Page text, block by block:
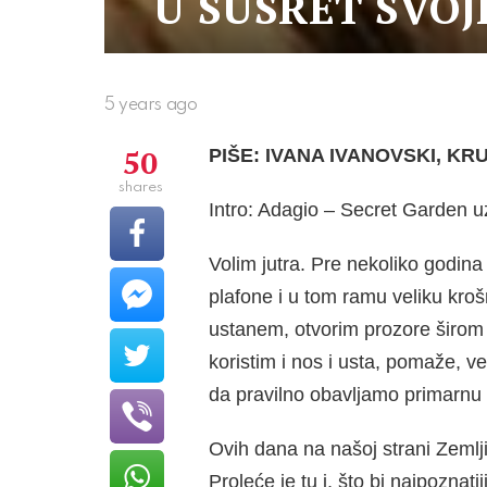
5 years ago
PIŠE: IVANA IVANOVSKI,
Intro: Adagio – Secret Garden
Volim jutra. Pre nekoliko
plafone i u tom ramu veliku
ustanem, otvorim prozore
koristim i nos i usta, pomaže,
da pravilno obavljamo
Ovih dana na našoj strani
Proleće je tu i, što bi
50
shares